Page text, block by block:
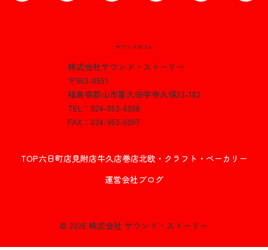
サウンドボウル
株式会社サウンド・ストーリー
〒963-0551
福島県郡山市喜久田字寺久保23-182
TEL：024-953-6098
FAX：024-953-6097
TOP六日町店見附店牛久店巻店北欧・クラフト・ベーカリー
運営会社ブログ
© 2026 株式会社 サウンド・ストーリー